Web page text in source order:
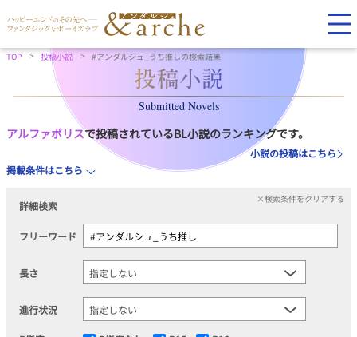
TOP 投稿小説 #アンダルシュ_うち推しの検索結果
Submitted Novels
アルファポリスで投稿されているBL小説のランキングです。
小説の投稿はこちら
掲載条件はこちら
詳細検索
×検索条件をクリアする
フリーワード
長さ
進行状況